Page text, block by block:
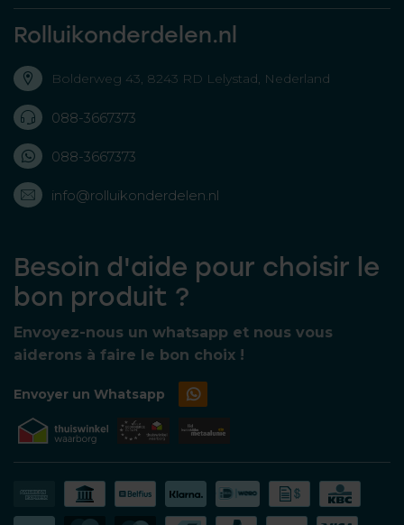
Rolluikonderdelen.nl
Bolderweg 43, 8243 RD Lelystad, Nederland
088-3667373
088-3667373
info@rolluikonderdelen.nl
Besoin d'aide pour choisir le
bon produit ?
Envoyez-nous un whatsapp et nous vous
aiderons à faire le bon choix !
Envoyer un Whatsapp